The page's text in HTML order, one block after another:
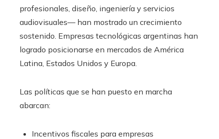
profesionales, diseño, ingeniería y servicios
audiovisuales— han mostrado un crecimiento
sostenido. Empresas tecnológicas argentinas han
logrado posicionarse en mercados de América
Latina, Estados Unidos y Europa.
Las políticas que se han puesto en marcha
abarcan:
Incentivos fiscales para empresas